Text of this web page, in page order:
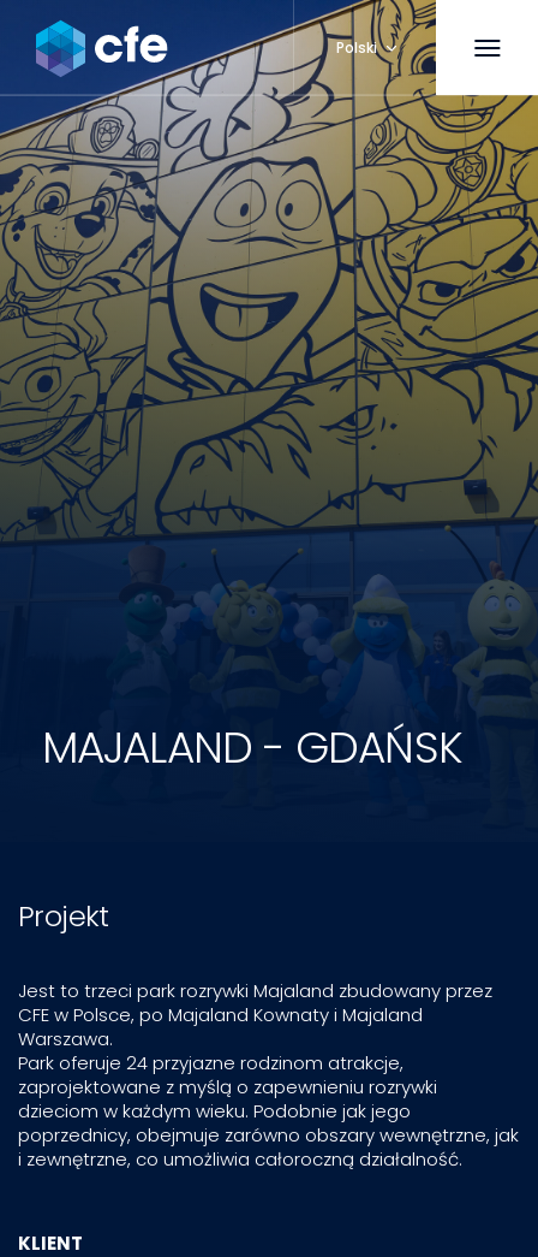
Polski
MAJALAND - GDAŃSK
Projekt
Jest to trzeci park rozrywki Majaland zbudowany przez
CFE w Polsce, po Majaland Kownaty i Majaland
Warszawa.
Park oferuje 24 przyjazne rodzinom atrakcje,
zaprojektowane z myślą o zapewnieniu rozrywki
dzieciom w każdym wieku. Podobnie jak jego
poprzednicy, obejmuje zarówno obszary wewnętrzne, jak
i zewnętrzne, co umożliwia całoroczną działalność.
KLIENT